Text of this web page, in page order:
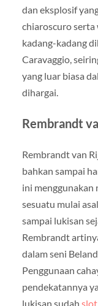
dan eksplosif
chiaroscuro serta
kadang-kadang
Caravaggio,
yang luar biasa
dihargai.
Rembrandt
Rembrandt van
bahkan sampai
ini menggunakan
sesuatu mulai
sampai lukisan
Rembrandt
dalam seni
Penggunaan
pendekatannya
lukisan sudah